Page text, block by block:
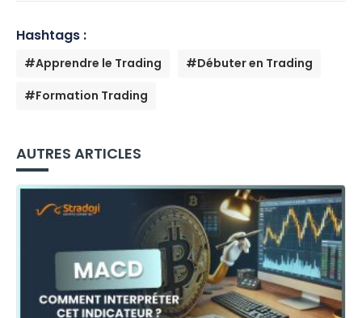
Hashtags :
#Apprendre le Trading
#Débuter en Trading
#Formation Trading
AUTRES ARTICLES